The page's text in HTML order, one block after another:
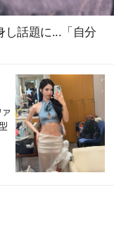
し話題に...「自分